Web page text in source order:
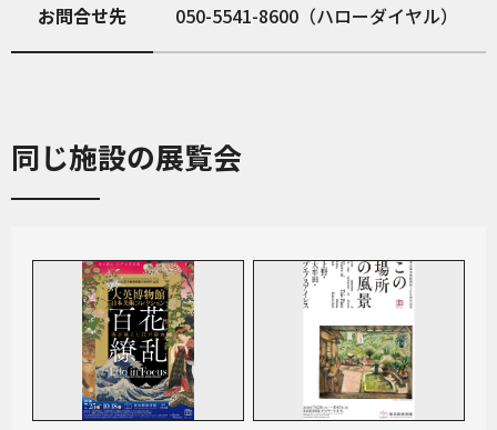
お問合せ先 050-5541-8600（ハローダイヤル）
同じ施設の展覧会